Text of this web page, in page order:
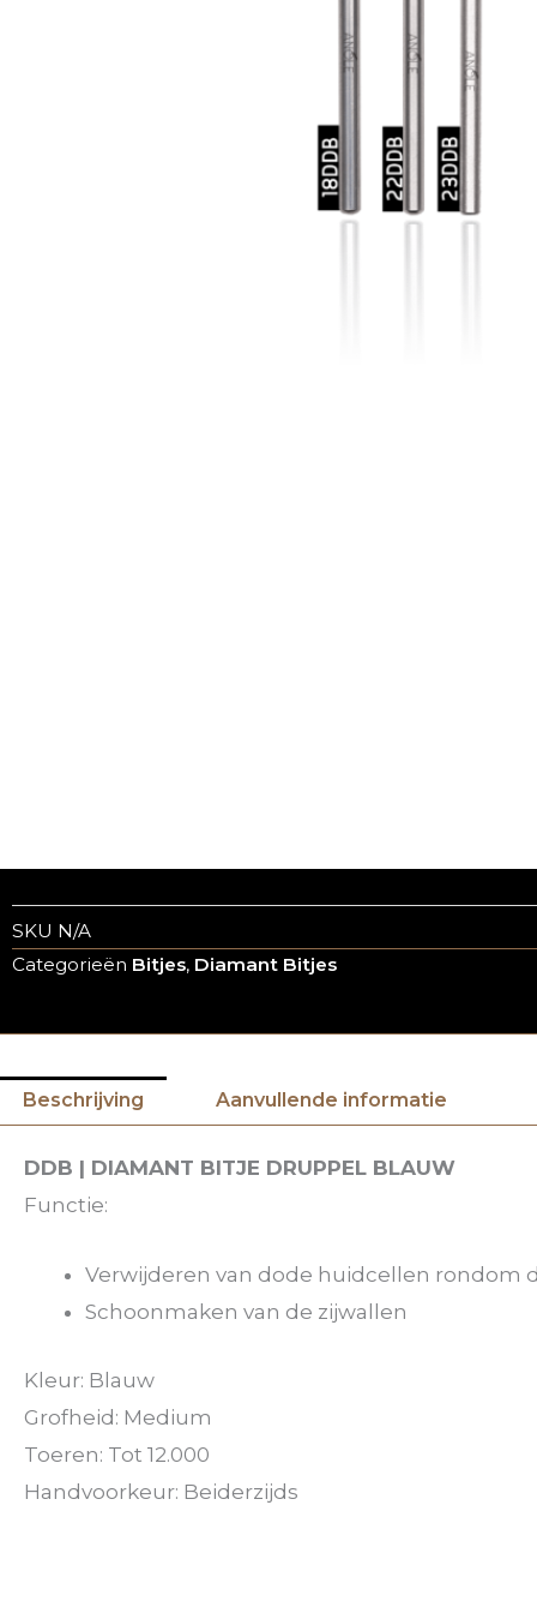
SKU N/A
Categorieën Bitjes, Diamant Bitjes
Beschrijving Aanvullende informatie
DDB | DIAMANT BITJE DRUPPEL BLAUW
Functie:
Verwijderen van dode huidcellen rondom
Schoonmaken van de zijwallen
Kleur: Blauw
Grofheid: Medium
Toeren: Tot 12.000
Handvoorkeur: Beiderzijds